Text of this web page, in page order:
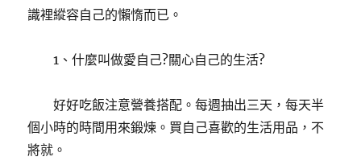
識裡縱容自己的懶惰而已。
1、什麼叫做愛自己?關心自己的生活?
好好吃飯注意營養搭配。每週抽出三天，每天半
個小時的時間用來鍛煉。買自己喜歡的生活用品，不
將就。